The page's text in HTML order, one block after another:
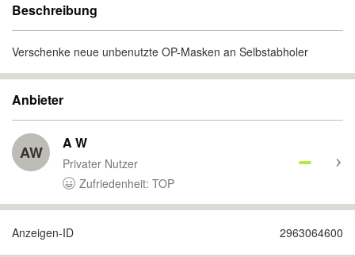
Beschreibung
Verschenke neue unbenutzte OP-Masken an Selbstabholer
Anbieter
AW A W
Privater Nutzer
Zufriedenheit: TOP
Anzeigen-ID 2963064600